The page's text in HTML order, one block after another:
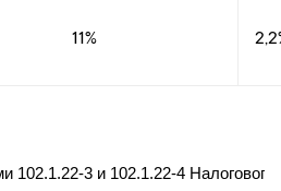
11%
102.1.22-3 и 102.1.22-4